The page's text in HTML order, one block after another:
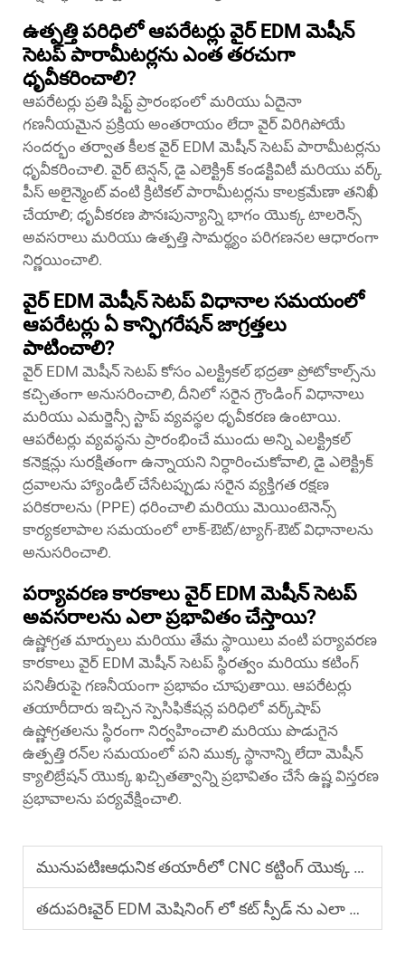
ఉత్పత్తి పరిధిలో ఆపరేటర్లు వైర్ EDM మెషీన్
సెటప్ పారామీటర్లను ఎంత తరచుగా
ధృవీకరించాలి?
ఆపరేటర్లు ప్రతి షిఫ్ట్ ప్రారంభంలో మరియు ఏదైనా
గణనీయమైన ప్రక్రియ అంతరాయం లేదా వైర్ విరిగిపోయే
సందర్భం తర్వాత కీలక వైర్ EDM మెషీన్ సెటప్ పారామీటర్లను
ధృవీకరించాలి. వైర్ టెన్షన్, డై ఎలెక్ట్రిక్ కండక్టివిటీ మరియు వర్క్
పీస్ అలైన్మెంట్ వంటి క్రిటికల్ పారామీటర్లను కాలక్రమేణా తనిఖీ
చేయాలి; ధృవీకరణ పౌనఃపున్యాన్ని భాగం యొక్క టాలరెన్స్
అవసరాలు మరియు ఉత్పత్తి సామర్థ్యం పరిగణనల ఆధారంగా
నిర్ణయించాలి.
వైర్ EDM మెషీన్ సెటప్ విధానాల సమయంలో
ఆపరేటర్లు ఏ కాన్ఫిగరేషన్ జాగ్రత్తలు
పాటించాలి?
వైర్ EDM మెషీన్ సెటప్ కోసం ఎలక్ట్రికల్ భద్రతా ప్రోటోకాల్స్‌ను
కచ్చితంగా అనుసరించాలి, దీనిలో సరైన గ్రౌండింగ్ విధానాలు
మరియు ఎమర్జెన్సీ స్టాప్ వ్యవస్థల ధృవీకరణ ఉంటాయి.
ఆపరేటర్లు వ్యవస్థను ప్రారంభించే ముందు అన్ని ఎలక్ట్రికల్
కనెక్షన్లు సురక్షితంగా ఉన్నాయని నిర్ధారించుకోవాలి, డై ఎలెక్ట్రిక్
ద్రవాలను హ్యాండిల్ చేసేటప్పుడు సరైన వ్యక్తిగత రక్షణ
పరికరాలను (PPE) ధరించాలి మరియు మెయింటెనెన్స్
కార్యకలాపాల సమయంలో లాక్-ఔట్/ట్యాగ్-ఔట్ విధానాలను
అనుసరించాలి.
పర్యావరణ కారకాలు వైర్ EDM మెషీన్ సెటప్
అవసరాలను ఎలా ప్రభావితం చేస్తాయి?
ఉష్ణోగ్రత మార్పులు మరియు తేమ స్థాయిలు వంటి పర్యావరణ
కారకాలు వైర్ EDM మెషీన్ సెటప్ స్థిరత్వం మరియు కటింగ్
పనితీరుపై గణనీయంగా ప్రభావం చూపుతాయి. ఆపరేటర్లు
తయారీదారు ఇచ్చిన స్పెసిఫికేషన్ల పరిధిలో వర్క్‌షాప్
ఉష్ణోగ్రతలను స్థిరంగా నిర్వహించాలి మరియు పొడుగైన
ఉత్పత్తి రన్‌ల సమయంలో పని ముక్క స్థానాన్ని లేదా మెషీన్
క్యాలిబ్రేషన్ యొక్క ఖచ్చితత్వాన్ని ప్రభావితం చేసే ఉష్ణ విస్తరణ
ప్రభావాలను పర్యవేక్షించాలి.
మునుపటిఃఆధునిక తయారీలో CNC కట్టింగ్ యొక్క ప్రయోజనాలు ఏమిటి?
తదుపరిఃవైర్ EDM మెషినింగ్ లో కట్ స్పీడ్ ను ఎలా మెరుగుపరచాలి?